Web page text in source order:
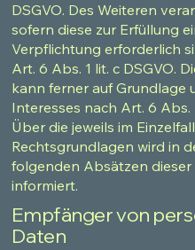
Empfänger von
Daten
DSGVO. Des Weiteren
sofern diese zur Erfüllung
Verpflichtung erforderlich
Art. 6 Abs. 1 lit. c DSGVO.
kann ferner auf Grundlage
Interesses nach Art. 6 Abs.
Über die jeweils im
Rechtsgrundlagen wird in
folgenden Absätzen
informiert.